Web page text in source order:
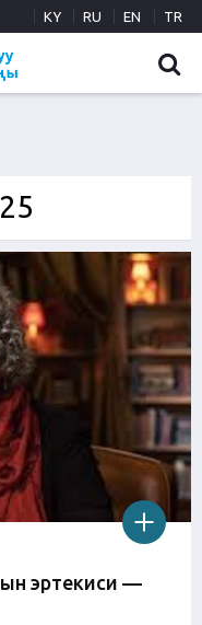
KY RU EN TR
эртеңкиси —